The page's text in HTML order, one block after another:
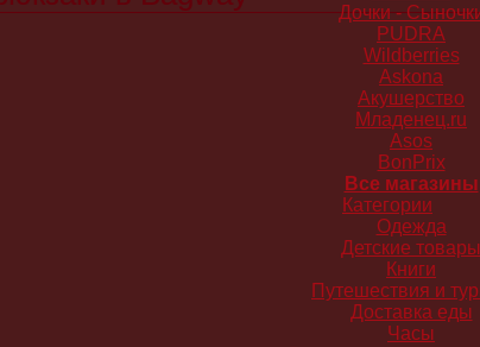
Дочки -
PUDRA
Wildberries
Askona
Акушерство
Младенец.ru
Asos
BonPrix
Все магазины
Категории
Одежда
Детские товары
Книги
Путешествия и
Доставка еды
Часы